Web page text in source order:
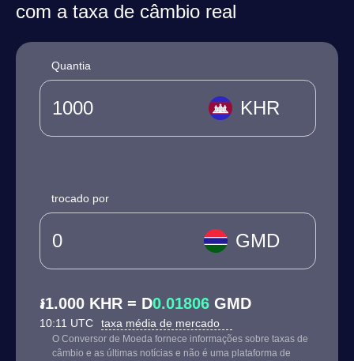
com a taxa de câmbio real
Quantia
KHR
trocado por
GMD
៛1.000 KHR = D0.01806 GMD
10:11 UTC taxa média de mercado
O Conversor de Moeda fornece informações sobre taxas de
câmbio e as últimas notícias e não é uma plataforma de